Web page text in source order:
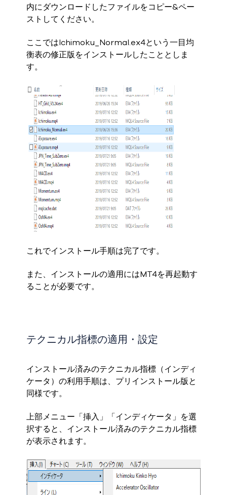
内にダウンロードしたファイルをコピー&ペー
ストしてください。
ここではIchimoku_Normal.ex4という一目均
衡表の修正版をインストールしたこととしま
す。
これでインストール手順は完了です。
また、インストールの適用にはMT4を再起動す
ることが必要です。
テクニカル指標の適用・設定
インストール済みのテクニカル指標（インディ
ケータ）の利用手順は、プリインストール版と
同様です。
上部メニュー「挿入」「インディケータ」を選
択すると、インストール済みのテクニカル指標
が表示されます。